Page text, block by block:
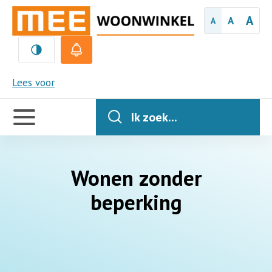
A A A
Lees voor
MEE
Handige
links
Ik zoek...
Wonen zonder
beperking